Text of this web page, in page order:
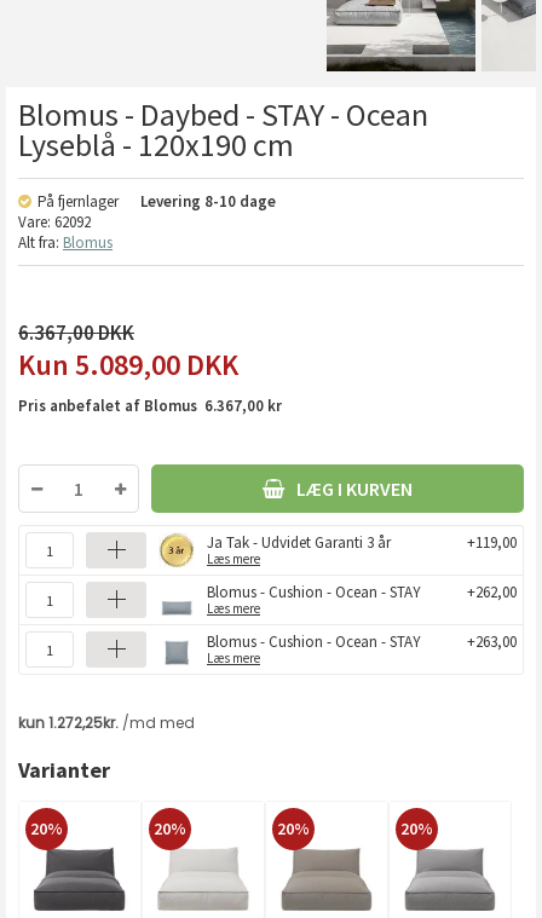
Blomus - Daybed - STAY - Ocean
Lyseblå - 120x190 cm
På fjernlager Levering 8-10 dage
Vare: 62092
Alt fra: Blomus
6.367,00
5.089,00 DKK
Pris anbefalet af Blomus 6.367,00 kr
LÆG I KURVEN
Ja Tak - Udvidet Garanti 3 år
Læs mere
+119,00
Blomus - Cushion - Ocean - STAY
Læs mere
+262,00
Blomus - Cushion - Ocean - STAY
Læs mere
+263,00
Varianter
20% 20% 20% 20%